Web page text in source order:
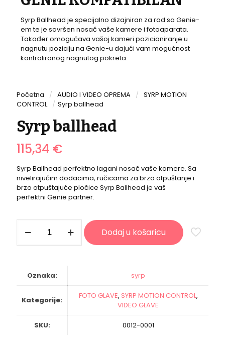
Syrp Ballhead je specijalno dizajniran za rad sa Genie-
em te je savršen nosač vaše kamere i fotoaparata.
Također omogućava vašoj kameri pozicioniranje u
nagnutu poziciju na Genie-u dajući vam mogućnost
kontroliranog nagnutog pokreta.
Početna / AUDIO I VIDEO OPREMA / SYRP MOTION
CONTROL / Syrp ballhead
Syrp ballhead
115,34 €
Syrp Ballhead perfektno lagani nosač vaše kamere. Sa
nivelirajućim dodacima, ručicama za brzo otpuštanje i
brzo otpuštajuće pločice Syrp Ballhead je vaš
perfektni Genie partner.
ballhead
količina
Dodaj u košaricu
Oznaka: syrp
Kategorije: FOTO GLAVE, SYRP MOTION CONTROL,
VIDEO GLAVE
SKU: 0012-0001